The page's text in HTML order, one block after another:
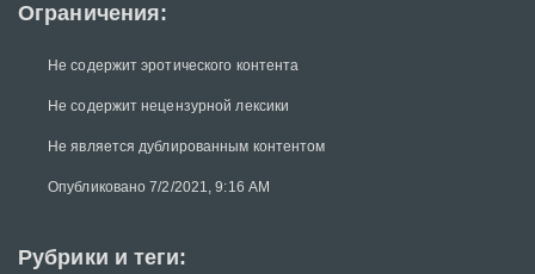
Ограничения:
Не содержит эротического контента
Не содержит нецензурной лексики
Не является дублированным контентом
Опубликовано 7/2/2021, 9:16 AM
Рубрики и теги: